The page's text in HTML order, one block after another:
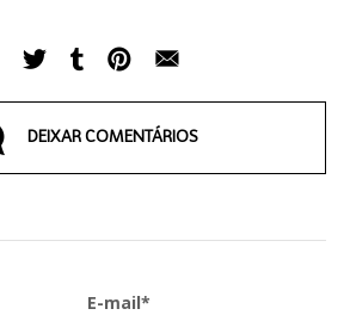
DEIXAR COMENTÁRIOS
E-mail*